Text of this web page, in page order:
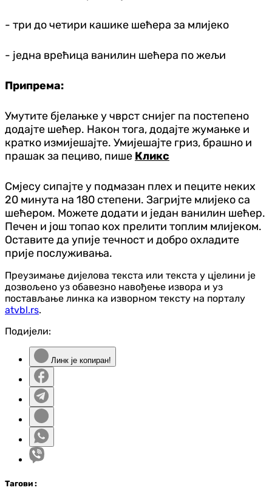
- три до четири кашике шећера за млијеко
- једна врећица ванилин шећера по жељи
Припрема:
Умутите бјелањке у чврст снијег па постепено
додајте шећер. Након тога, додајте жумањке и
кратко измијешајте. Умијешајте гриз, брашно и
прашак за пециво, пише Кликс
Смјесу сипајте у подмазан плех и пеците неких
20 минута на 180 степени. Загријте млијеко са
шећером. Можете додати и један ванилин шећер.
Печен и још топао кох прелити топлим млијеком.
Оставите да упије течност и добро охладите
прије послуживања.
Преузимање дијелова текста или текста у цјелини је
дозвољено уз обавезно навођење извора и уз
постављање линка ка изворном тексту на порталу
atvbl.rs.
Подијели:
Линк је копиран!
Тагови :